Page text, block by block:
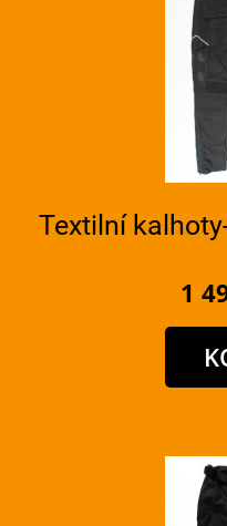
Textilní
1